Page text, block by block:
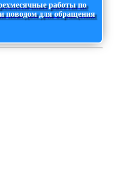
работы по
поводом для обращения